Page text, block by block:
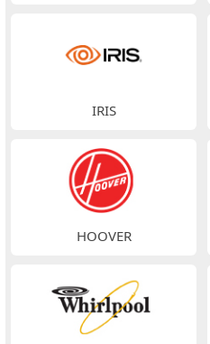
IRIS
HOOVER